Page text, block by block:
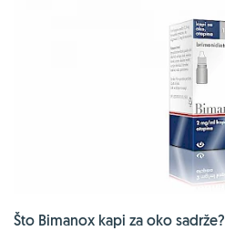
Što Bimanox kapi za oko sadrže?